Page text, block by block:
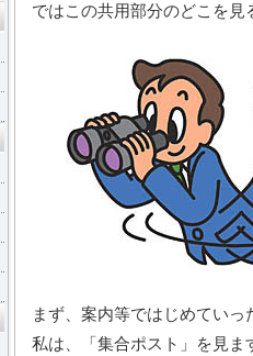
ではこの共用部分のどこを見
まず、案内等ではじめてい
私は、「集合ポスト」を見ま